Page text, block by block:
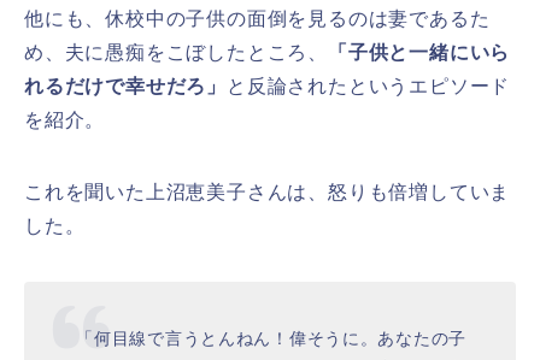
他にも、休校中の子供の面倒を見るのは妻であるた
め、夫に愚痴をこぼしたところ、
「子供と一緒にいら
れるだけで幸せだろ」
と反論されたというエピソード
を紹介。
これを聞いた上沼恵美子さんは、怒りも倍増していま
した。
「何目線で言うとんねん！偉そうに。あなたの子